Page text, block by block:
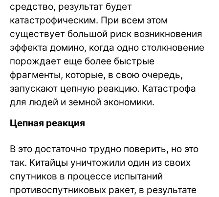
средство, результат будет
катастрофическим. При всем этом
существует большой риск возникновения
эффекта домино, когда одно столкновение
порождает еще более быстрые
фрагменты, которые, в свою очередь,
запускают цепную реакцию. Катастрофа
для людей и земной экономики.
Цепная реакция
В это достаточно трудно поверить, но это
так. Китайцы уничтожили один из своих
спутников в процессе испытаний
противоспутниковых ракет, в результате